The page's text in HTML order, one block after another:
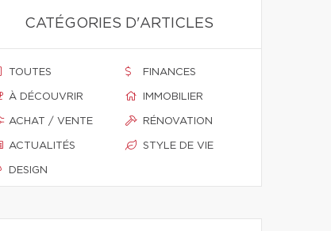
CATÉGORIES D'ARTICLES
TOUTES
À DÉCOUVRIR
ACHAT / VENTE
ACTUALITÉS
DESIGN
FINANCES
IMMOBILIER
RÉNOVATION
STYLE DE VIE